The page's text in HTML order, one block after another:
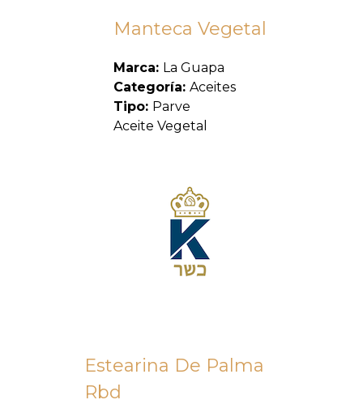
Manteca Vegetal
Marca: La Guapa
Categoría: Aceites
Tipo: Parve
Aceite Vegetal
Estearina De Palma
Rbd